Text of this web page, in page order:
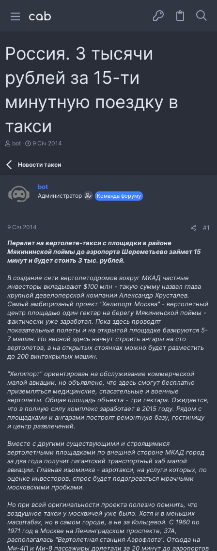
Россия. 3 тысячи
рублей за 15-ти
минутную поездку в
такси
А
е
м
bot
Д
а
н
9 Січ 2014
Новости такси
bot
Администратор Команда форуму
9 Січ 2014 #1
Перелет на вертолете-такси с площадки в районе
Мякининской поймы до аэропорта Шереметьево займет 15
минут и будет стоить 3 тыс. рублей.
В создание сети вертолетодромов вокруг МКАД частные
инвесторы вкладывают $100 млн - такую сумму назвал глава
крупной девелоперской компании Александр Хрусталев.
Самый амбициозный проект "Хелипорт Москва" - вертолетный
центр площадью один гектар на берегу Мякининской поймы -
фактически уже заработал. Пока здесь проводят
показательные полеты и на открытой площадке базируются 5-
7 машин. Но весной здесь начнут строить ангары на сто
вертолетов, а на открытых стоянках можно будет разместить
до 200 винтокрылых машин.
"Хелипорт" ориентирован на обслуживание коммерческой
малой авиации, но объявлено, что здесь смогут бесплатно
приземляться медицинские, спасательные и военные
вертолеты. Общая площадь объекта - три гектара. Ожидается,
что в полную силу комплекс заработает в 2015 году. Рядом с
площадками и ангарами построят ремонтную базу, гостиницу
и центр развлечений.
Вместе с другими существующими и строящимися
вертолетными площадками по внешней стороне МКАД город
за два года получит гигантский транспортный хаб малой
авиации. Главная изюминка - аэротакси, на услуги которых, по
оценке инвесторов, спрос будет подогреваться мрачными
московскими пробками.
Но при всей оригинальности проекта полезно помнить, что
воздушное такси у москвичей уже было. Хотя и в меньших
масштабах, но в самом городе, а не за Кольцевой. С 1960 по
1971 год в Москве на Ленинградском проспекте, 37А,
располагалась "Вертолетная станция Аэрофлота". Отсюда на
Ми-4П и Ми-8 пассажиры долетали за 20 минут до аэропортов